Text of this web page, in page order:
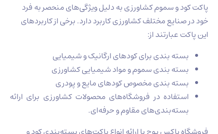
و سموم کشاورزی به دلیل ویژگی‌های منحصر به فرد
مختلف کشاورزی کاربرد دارد. برخی از کاربردهای
عبارتند از:
بندی برای کودهای ارگانیک و شیمیایی
بندی سموم و مواد شیمیایی کشاورزی
بندی مخصوص کودهای مایع و پودری
در فروشگاه‌های محصولات کشاورزی برای ارائه
مقاوم و حرفه‌ای.